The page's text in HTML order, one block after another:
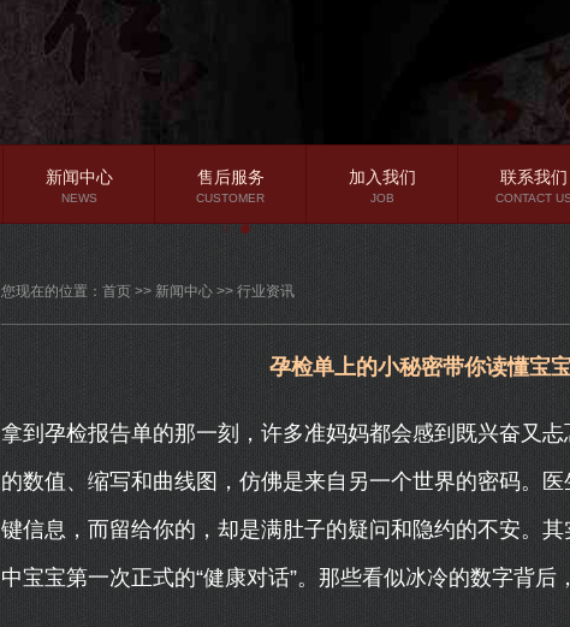
行业资讯
常见问题
新闻中心
NEWS
售后服务
CUSTOMER
加入我们
JOB
联系我们
CONTACT US
您现在的位置： 首页 >> 新闻中心 >> 行业资讯
孕检单上的小秘密带你读懂宝
拿到孕检报告单的那一刻，许多准妈妈都会感到既兴奋又
的数值、缩写和曲线图，仿佛是来自另一个世界的密码。
键信息，而留给你的，却是满肚子的疑问和隐约的不安。
中宝宝第一次正式的“健康对话”。那些看似冰冷的数字背后